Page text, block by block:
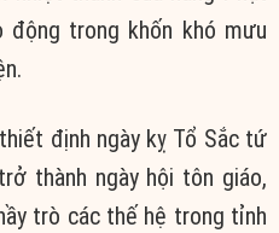
trong khốn khó mưu
định ngày kỵ Tổ Sắc tứ
thành ngày hội tôn giáo,
trò các thế hệ trong tỉnh